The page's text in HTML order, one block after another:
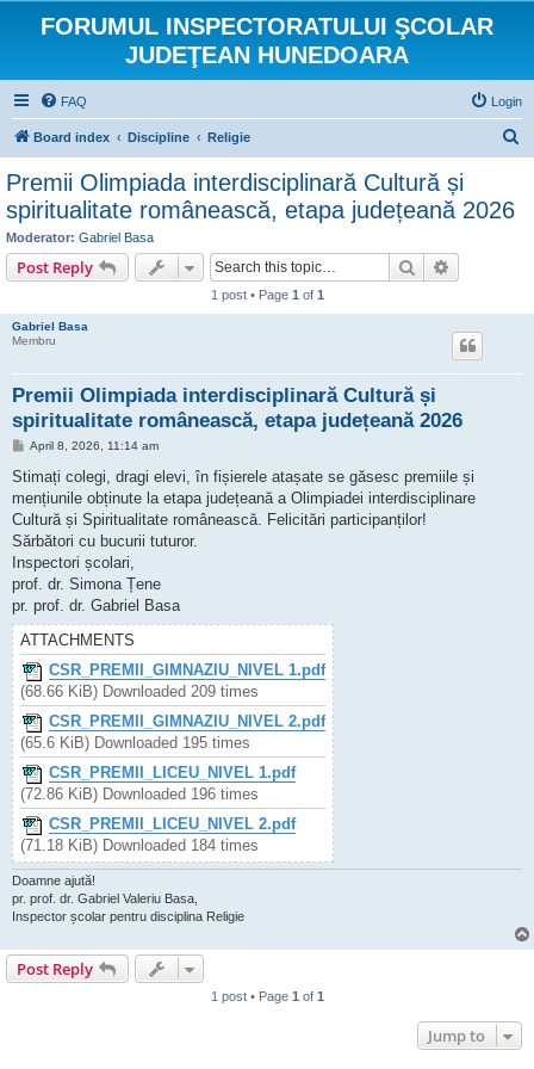
FORUMUL INSPECTORATULUI ŞCOLAR
JUDEŢEAN HUNEDOARA
FAQ Login
Board index Discipline Religie
Premii Olimpiada interdisciplinară Cultură și
spiritualitate românească, etapa județeană 2026
Moderator: Gabriel Basa
Post Reply Search
1 post • Page 1 of 1
Gabriel Basa
Membru
Premii Olimpiada interdisciplinară Cultură și
spiritualitate românească, etapa județeană 2026
P
s
April 8, 2026, 11:14 am
Stimați colegi, dragi elevi, în fișierele atașate se găsesc premiile și
mențiunile obținute la etapa județeană a Olimpiadei interdisciplinare
Cultură și Spiritualitate românească. Felicitări participanților!
Sărbători cu bucurii tuturor.
Inspectori școlari,
prof. dr. Simona Țene
pr. prof. dr. Gabriel Basa
ATTACHMENTS
CSR_PREMII_GIMNAZIU_NIVEL 1.pdf
(68.66 KiB) Downloaded 209 times
CSR_PREMII_GIMNAZIU_NIVEL 2.pdf
(65.6 KiB) Downloaded 195 times
CSR_PREMII_LICEU_NIVEL 1.pdf
(72.86 KiB) Downloaded 196 times
CSR_PREMII_LICEU_NIVEL 2.pdf
(71.18 KiB) Downloaded 184 times
Doamne ajută!
pr. prof. dr. Gabriel Valeriu Basa,
Inspector școlar pentru disciplina Religie
Post Reply
1 post • Page 1 of 1
Jump to